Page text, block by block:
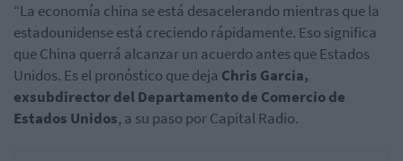
“La economía china se está desacelerando mientras que la
estadounidense está creciendo rápidamente. Eso significa
que China querrá alcanzar un acuerdo antes que Estados
Unidos. Es el pronóstico que deja Chris Garcia,
exsubdirector del Departamento de Comercio de
Estados Unidos, a su paso por Capital Radio.